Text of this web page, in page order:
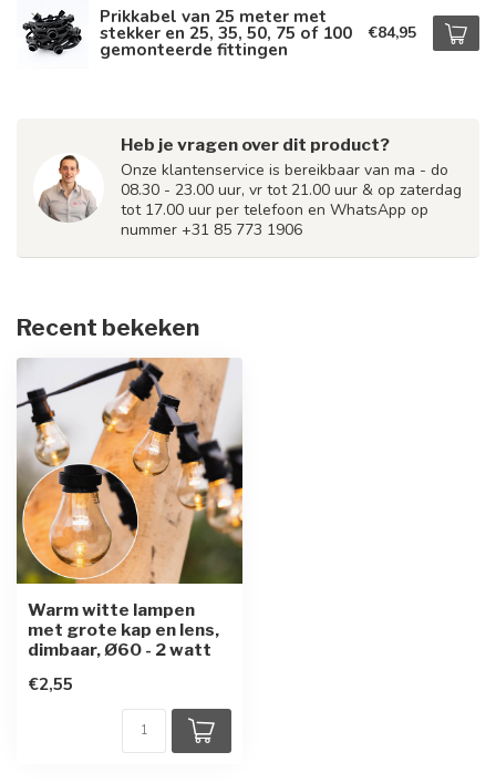
Prikkabel van 25 meter met
stekker en 25, 35, 50, 75 of 100
gemonteerde fittingen
€84,95
Heb je vragen over dit product?
Onze klantenservice is bereikbaar van ma - do
08.30 - 23.00 uur, vr tot 21.00 uur & op zaterdag
tot 17.00 uur per telefoon en WhatsApp op
nummer +31 85 773 1906
Recent bekeken
Warm witte lampen
met grote kap en lens,
dimbaar, Ø60 - 2 watt
€2,55